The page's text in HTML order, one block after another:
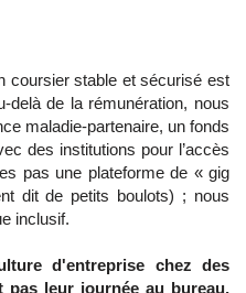
coursier stable et sécurisé est
delà de la rémunération, nous
maladie-partenaire, un fonds
des institutions pour l’accès
pas une plateforme de « gig
dit de petits boulots) ; nous
inclusif.
d'entreprise chez des
pas leur journée au bureau,